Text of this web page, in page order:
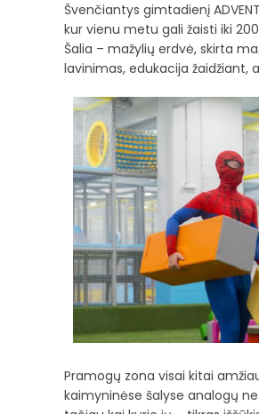
Švenčiantys gimtadienį
kur vienu metu gali žaisti iki
Šalia – mažylių erdvė, skirta
lavinimas, edukacija žaidžiant,
Pramogų zona visai kitai
kaimyninėse šalyse analogų